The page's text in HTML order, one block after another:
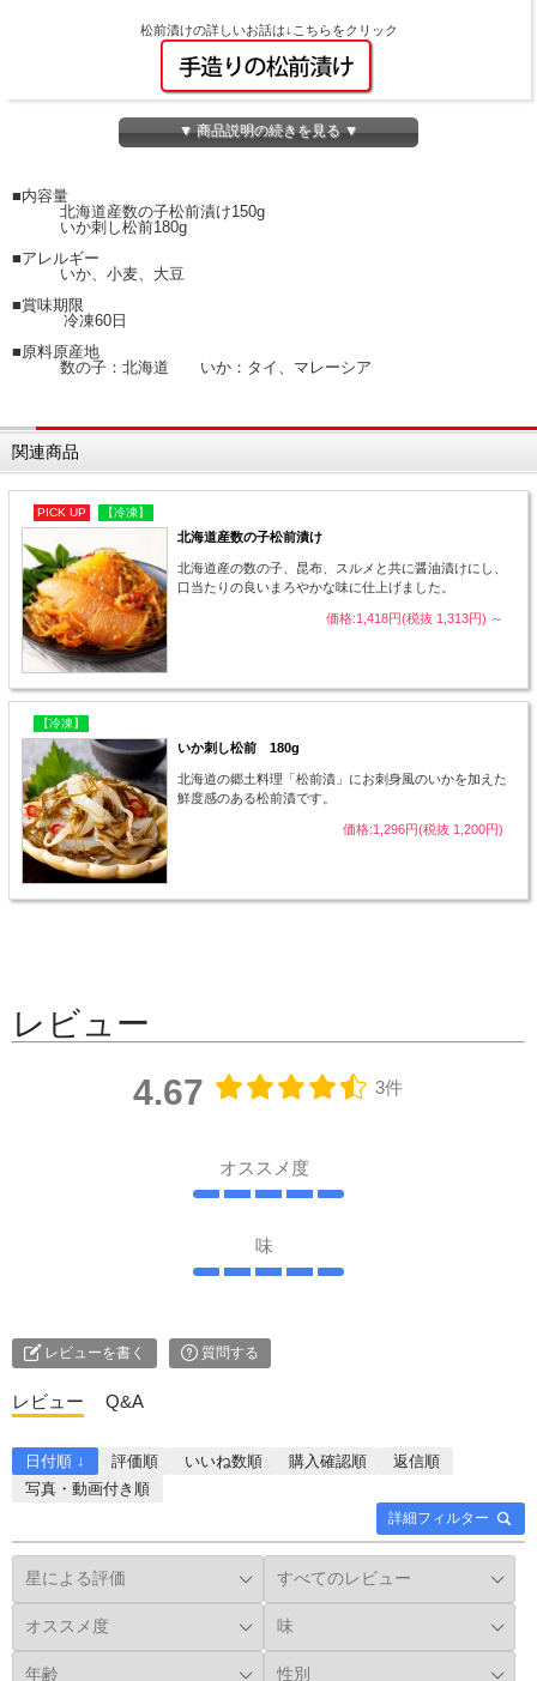
松前漬けの詳しいお話は↓こちらをクリック
▼ 商品説明の続きを見る ▼
■内容量
北海道産数の子松前漬け150g
いか刺し松前180g
■アレルギー
いか、小麦、大豆
■賞味期限
冷凍60日
■原料原産地
数の子：北海道 いか：タイ、マレーシア
関連商品
PICK UP 【冷凍】
北海道産数の子松前漬け
北海道産の数の子、昆布、スルメと共に醤油漬けにし、
口当たりの良いまろやかな味に仕上げました。
価格:1,418円(税抜 1,313円) ～
【冷凍】
いか刺し松前 180g
北海道の郷土料理「松前漬」にお刺身風のいかを加えた
鮮度感のある松前漬です。
価格:1,296円(税抜 1,200円)
レビュー
4.67 3件
オススメ度
味
レビューを書く 質問する
レビュー Q&A
詳細フィルター
日付順 ↓ 評価順 いいね数順 購入確認順
返信順
写真・動画付き順